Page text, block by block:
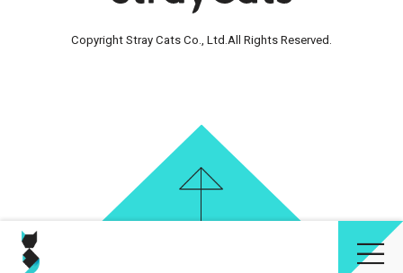
Copyright Stray Cats Co., Ltd.All Rights Reserved.